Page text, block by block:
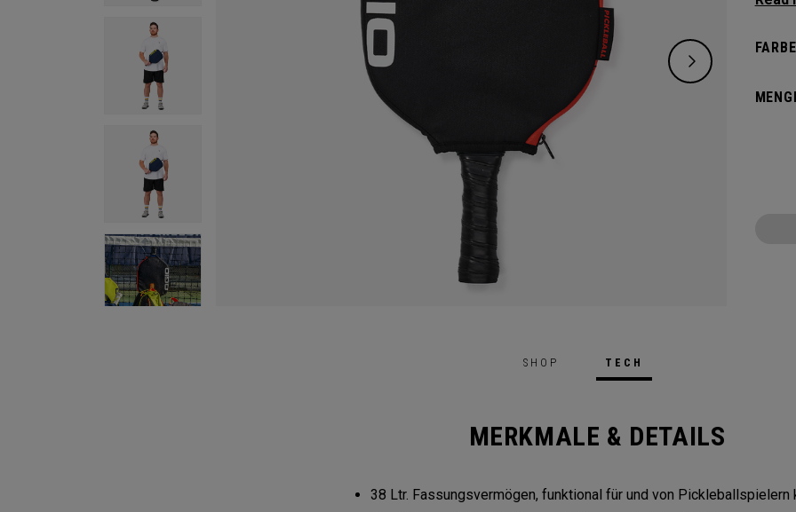
SHOP TECH
MERKMALE & DETAILS
38 Ltr. Fassungsvermögen, funktional für und von Pickleballspielern